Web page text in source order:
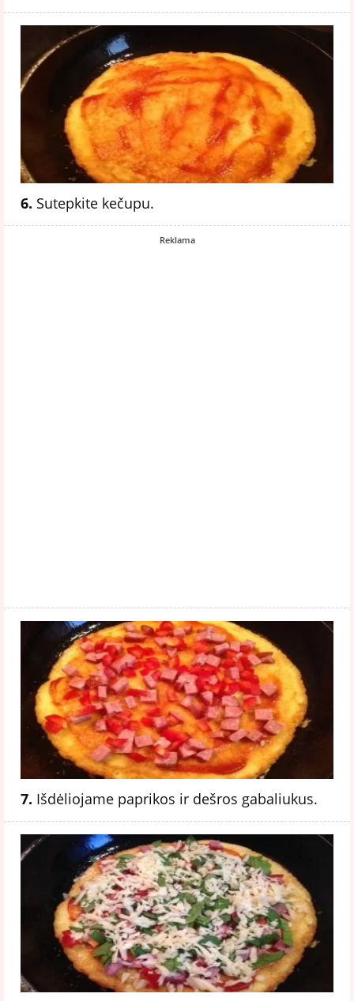
6. Sutepkite kečupu.
Reklama
7. Išdėliojame paprikos ir dešros gabaliukus.